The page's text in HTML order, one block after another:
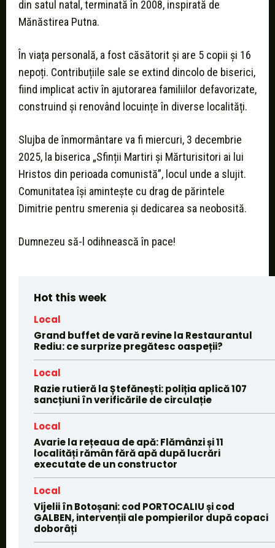
din satul natal, terminată în 2008, inspirată de
Mănăstirea Putna.
În viața personală, a fost căsătorit și are 5 copii și 16
nepoți. Contribuțiile sale se extind dincolo de biserici,
fiind implicat activ în ajutorarea familiilor defavorizate,
construind și renovând locuințe în diverse localități.
Slujba de înmormântare va fi miercuri, 3 decembrie
2025, la biserica „Sfinții Martiri și Mărturisitori ai lui
Hristos din perioada comunistă”, locul unde a slujit.
Comunitatea își amintește cu drag de părintele
Dimitrie pentru smerenia și dedicarea sa neobosită.
Dumnezeu să-l odihnească în pace!
Hot this week
Local
Grand buffet de vară revine la Restaurantul
Rediu: ce surprize pregătesc oaspeții?
Local
Razie rutieră la Ștefănești: poliția aplică 107
sancțiuni în verificările de circulație
Local
Avarie la rețeaua de apă: Flămânzi și 11
localități rămân fără apă după lucrări
executate de un constructor
Local
Vijelii în Botoșani: cod PORTOCALIU și cod
GALBEN, intervenții ale pompierilor după copaci
doborâți